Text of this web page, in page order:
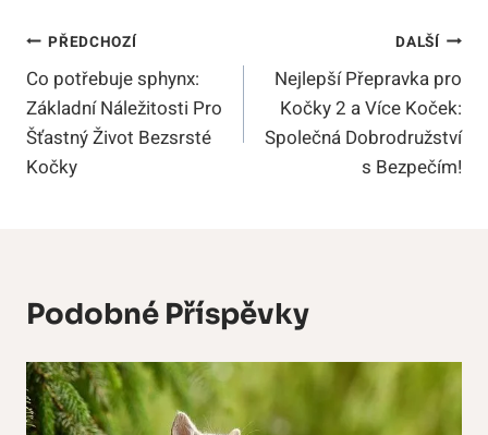
Navigace
Pro
Příspěvek
PŘEDCHOZÍ
Co potřebuje sphynx:
Základní Náležitosti Pro
Šťastný Život Bezsrsté
Kočky
DALŠÍ
Nejlepší Přepravka pro
Kočky 2 a Více Koček:
Společná Dobrodružství
s Bezpečím!
Podobné Příspěvky